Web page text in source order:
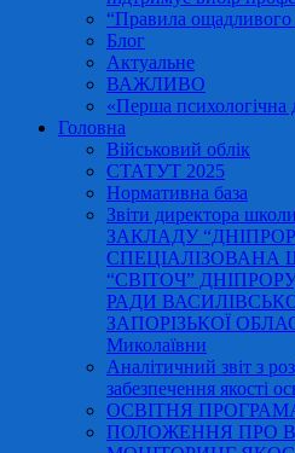
“Правила ощадливого
Блог
Актуальне
ВАЖЛИВО
«Перша
Головна
Військовий облік
СТАТУТ 2025
Нормативна база
Звіти директора
ЗАКЛАДУ
СПЕЦІАЛІЗОВАНА
“СВІТОЧ”
РАДИ
ЗАПОРІЗЬКОЇ
Миколаївни
Аналітичний звіт з
забезпечення якості
ОСВІТНЯ ПРОГРАМА
ПОЛОЖЕННЯ ПРО